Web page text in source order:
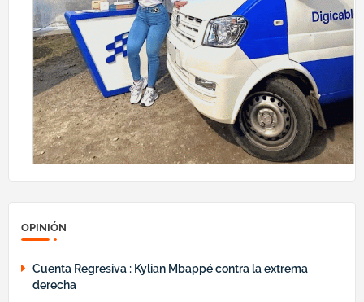
OPINIÓN
Cuenta Regresiva : Kylian Mbappé contra la extrema
derecha